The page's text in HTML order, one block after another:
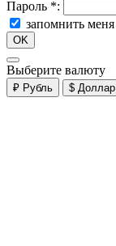
Пароль *:
запомнить меня
OK
Выберите валюту
₽ Рубль $ Доллар